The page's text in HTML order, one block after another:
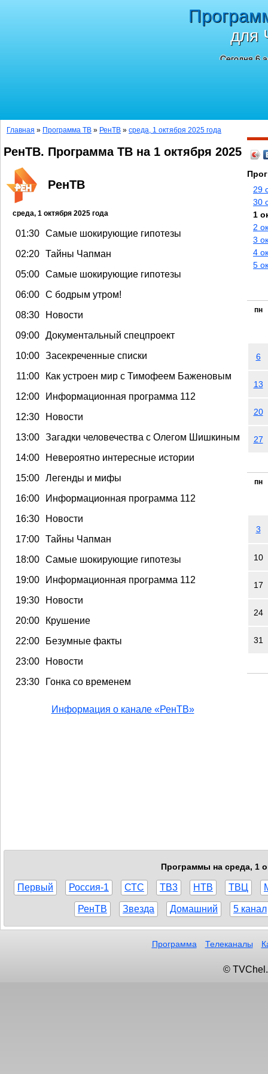
для
Сегодня 6
Главная » Программа ТВ » РенТВ » среда, 1 октября 2025 года
РенТВ. Программа ТВ на 1 октября 2025
РенТВ
среда, 1 октября 2025 года
01:30 Самые шокирующие гипотезы
02:20 Тайны Чапман
05:00 Самые шокирующие гипотезы
06:00 С бодрым утром!
08:30
Новости
09:00 Документальный спецпроект
10:00 Засекреченные списки
11:00
Как устроен мир с Тимофеем Баженовым
12:00
Информационная программа 112
12:30
Новости
13:00 Загадки человечества с Олегом Шишкиным
14:00
Невероятно интересные истории
15:00 Легенды и мифы
16:00
Информационная программа 112
16:30
Новости
17:00 Тайны Чапман
18:00 Самые шокирующие гипотезы
19:00
Информационная программа 112
19:30
Новости
20:00
Крушение
22:00
Безумные факты
23:00
Новости
23:30
Гонка со временем
Информация о канале «РенТВ»
29
30
1
2
3
4
5
пн
6
13
20
27
пн
3
10
17
24
31
Программы на среда, 1
Первый Россия-1 СТС ТВ3 НТВ ТВЦ
РенТВ Звезда Домашний 5 канал
Программа Телеканалы
©